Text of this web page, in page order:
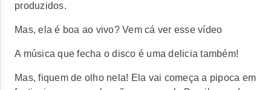
produzidos.
Mas, ela é boa ao vivo? Vem cá ver esse vídeo
A música que fecha o disco é uma delicia também!
Mas, fiquem de olho nela! Ela vai começa a pipoca em